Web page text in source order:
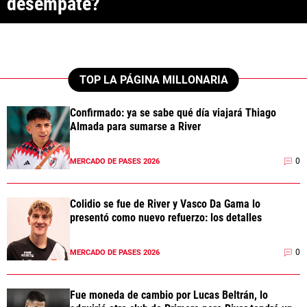
ANÁLISIS TÁCTICO
NOTICIAS
GUÍAS
CÓDIGOS
PRONÓSTICOS
APUESTA DEL DÍA
ESCRIBÍ EN LA PÁGINA MILLONARIAAPUESTAS
La Página Millonaria es un sitio no oficial, creado por socios e
hinchas de River y no tiene afiliación alguna con el club Atlético River
Plate.
Esta sección no tiene relación alguna con el club. Para visitar el sitio
TOP LA PÁGINA MILLONARIA
Confirmado: ya se sabe qué día viajará Thiago
Almada para sumarse a River
MERCADO DE PASES 2026 0
Colidio se fue de River y Vasco Da Gama lo
presentó como nuevo refuerzo: los detalles
MERCADO DE PASES 2026 0
Fue moneda de cambio por Lucas Beltrán, lo